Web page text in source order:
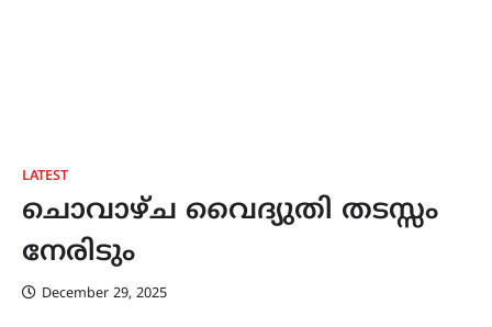
LATEST
ചൊവാഴ്ച വൈദ്യുതി തടസ്സം
നേരിടും
December 29, 2025